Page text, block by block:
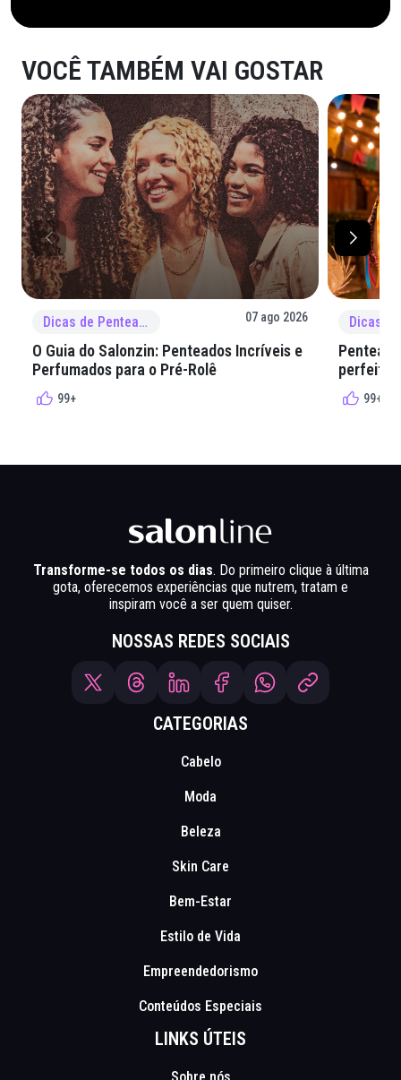
VOCÊ TAMBÉM VAI GOSTAR
Dicas de Penteado 07 ago 2026
O Guia do Salonzin: Penteados Incríveis e
Perfumados para o Pré-Rolê
99+
perfeita
99+
Transforme-se todos os dias. Do primeiro clique à última
gota, oferecemos experiências que nutrem, tratam e
inspiram você a ser quem quiser.
NOSSAS REDES SOCIAIS
CATEGORIAS
Cabelo
Moda
Beleza
Skin Care
Bem-Estar
Estilo de Vida
Empreendedorismo
Conteúdos Especiais
LINKS ÚTEIS